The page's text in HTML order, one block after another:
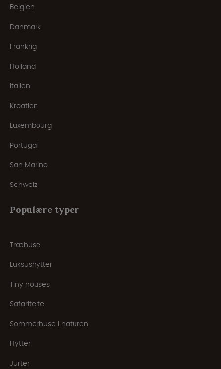
Belgien
Danmark
Frankrig
Holland
Italien
Kroatien
Luxembourg
Portugal
San Marino
Schweiz
Populære typer
Træhuse
Luksushytter
Tiny houses
Safaritelte
Sommerhuse i naturen
Hytter
Jurter